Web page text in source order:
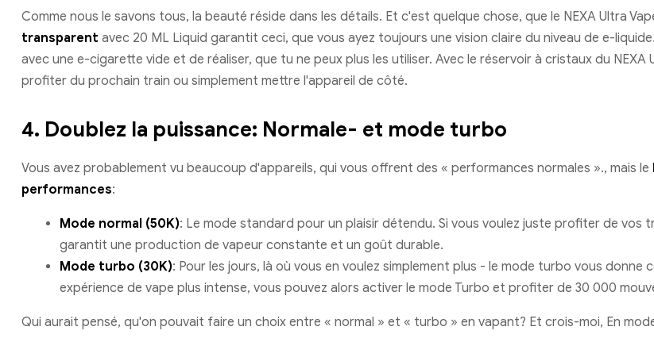
Comme nous le savons tous, la beauté réside dans les détails. Et c'est quelque chose, que le NEXA Ultra
transparent avec 20 ML Liquid garantit ceci, que vous ayez toujours une vision claire du niveau de e-
avec une e-cigarette vide et de réaliser, que tu ne peux plus les utiliser. Avec le réservoir à cristaux du
profiter du prochain train ou simplement mettre l'appareil de côté.
4. Doublez la puissance: Normale- et mode turbo
Vous avez probablement vu beaucoup d'appareils, qui vous offrent des « performances normales »., mais le
performances:
Mode normal (50K): Le mode standard pour un plaisir détendu. Si vous voulez juste profiter de vos
garantit une production de vapeur constante et un goût durable.
Mode turbo (30K): Pour les jours, là où vous en voulez simplement plus - le mode turbo vous
expérience de vape plus intense, vous pouvez alors activer le mode Turbo et profiter de 30 000
Qui aurait pensé, qu'on pouvait faire un choix entre « normal » et « turbo » en vapant? Et crois-moi, En